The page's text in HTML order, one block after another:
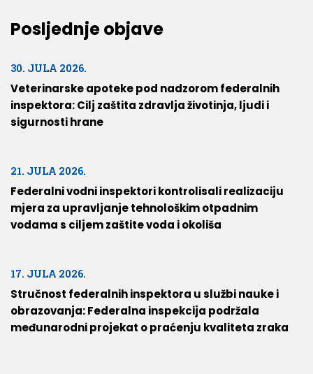
Posljednje objave
30. JULA 2026.
Veterinarske apoteke pod nadzorom federalnih
inspektora: Cilj zaštita zdravlja životinja, ljudi i
sigurnosti hrane
21. JULA 2026.
Federalni vodni inspektori kontrolisali realizaciju
mjera za upravljanje tehnološkim otpadnim
vodama s ciljem zaštite voda i okoliša
17. JULA 2026.
Stručnost federalnih inspektora u službi nauke i
obrazovanja: Federalna inspekcija podržala
međunarodni projekat o praćenju kvaliteta zraka